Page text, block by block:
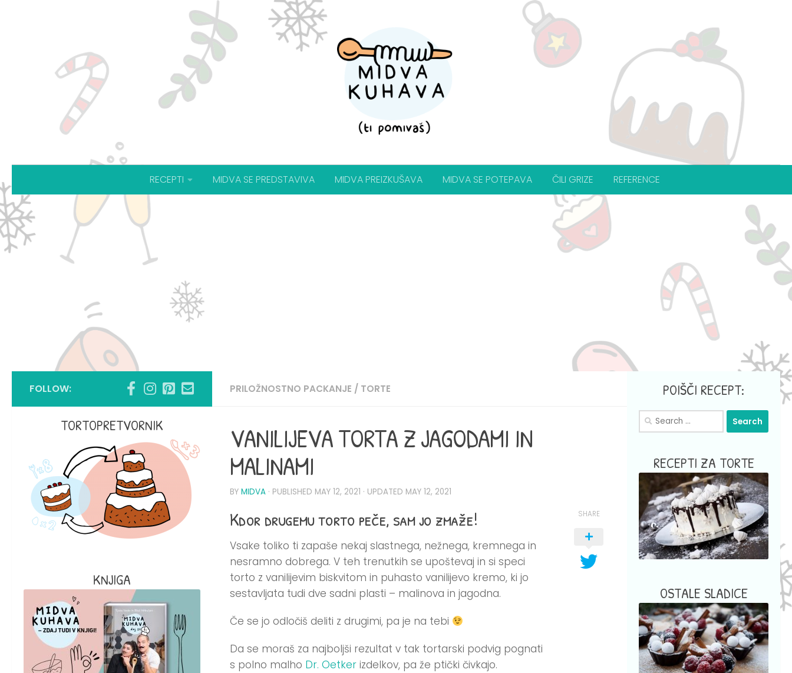
RECEPTI MIDVA SE PREDSTAVIVA MIDVA PREIZKUŠAVA MIDVA SE POTEPAVA ČILI GRIZE REFERENCE
PRILOŽNOSTNO PACKANJE / TORTE
VANILIJEVA TORTA Z JAGODAMI IN
MALINAMI
BY MIDVA · PUBLISHED MAY 12, 2021 · UPDATED MAY 12, 2021
Kdor drugemu torto peče, sam jo zmaže!
Vsake toliko ti zapaše nekaj slastnega, nežnega, kremnega in
nesramno dobrega. V teh trenutkih se upoštevaj in si speci
torto z vanilijevim biskvitom in puhasto vanilijevo kremo, ki jo
sestavljata tudi dve sadni plasti – malinova in jagodna.
Če se jo odločiš deliti z drugimi, pa je na tebi
Da se moraš za najboljši rezultat v tak tortarski podvig pognati
s polno malho Dr. Oetker izdelkov, pa že ptički čivkajo.
SHARE
FOLLOW:
TORTOPRETVORNIK
KNJIGA
POIŠČI RECEPT:
Search
for:
RECEPTI ZA TORTE
OSTALE SLADICE